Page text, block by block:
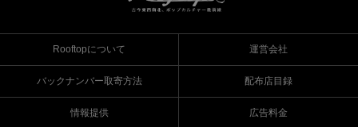
Rooftopについて 運営会社
バックナンバー取寄方法 配布店目録
情報提供 広告料金